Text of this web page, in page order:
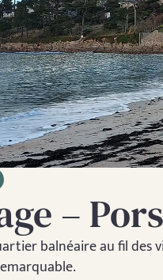
–
balnéaire au fil des